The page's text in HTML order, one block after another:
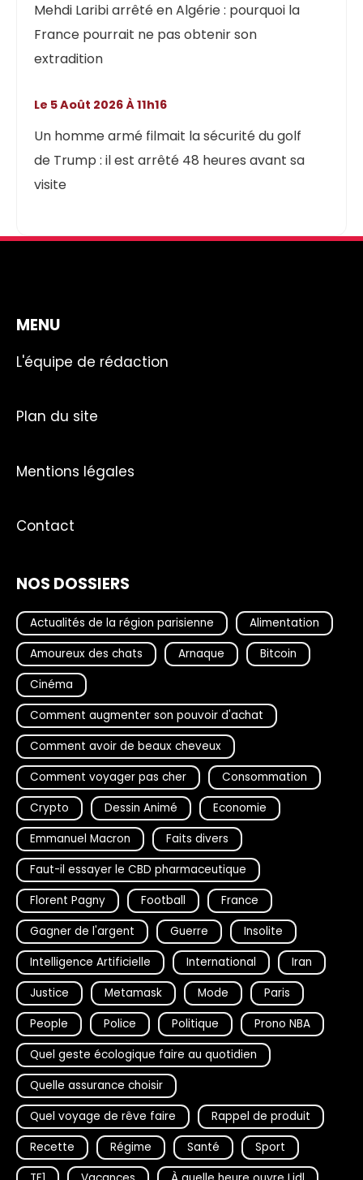
Mehdi Laribi arrêté en Algérie : pourquoi la
France pourrait ne pas obtenir son
extradition
Un homme armé filmait la sécurité du golf
de Trump : il est arrêté 48 heures avant sa
visite
Le 5 Août 2026 À 11h16
MENU
L'équipe de rédaction
Plan du site
Mentions légales
Contact
NOS DOSSIERS
Actualités de la région parisienne
Alimentation
Amoureux des chats
Arnaque
Bitcoin
Cinéma
Comment augmenter son pouvoir d'achat
Comment avoir de beaux cheveux
Comment voyager pas cher
Consommation
Crypto
Dessin Animé
Economie
Emmanuel Macron
Faits divers
Faut-il essayer le CBD pharmaceutique
Florent Pagny
Football
France
Gagner de l'argent
Guerre
Insolite
Intelligence Artificielle
International
Iran
Justice
Metamask Mode
Paris
People
Police Politique
Prono NBA
Quel geste écologique faire au quotidien
Quelle assurance choisir
Quel voyage de rêve faire
Rappel de produit
Recette
Régime Santé
Sport